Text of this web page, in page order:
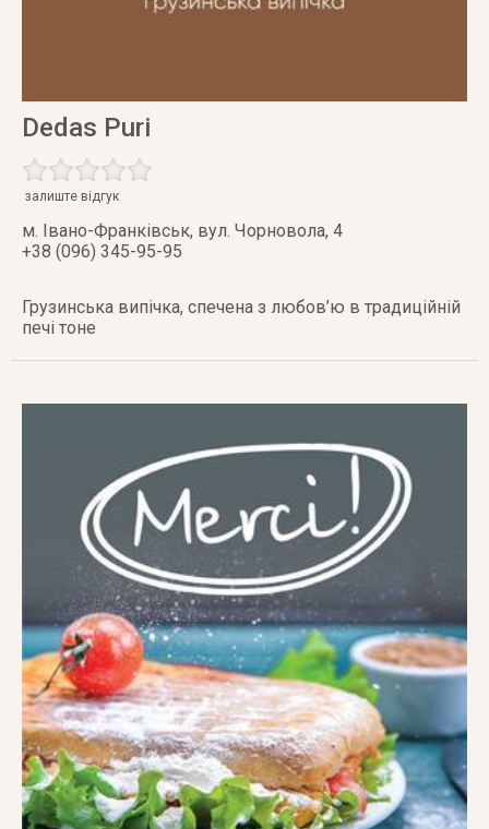
Dedas Puri
залиште відгук
м. Івано-Франківськ, вул. Чорновола, 4
+38 (096) 345-95-95
Грузинська випічка, спечена з любов’ю в традиційній
печі тоне